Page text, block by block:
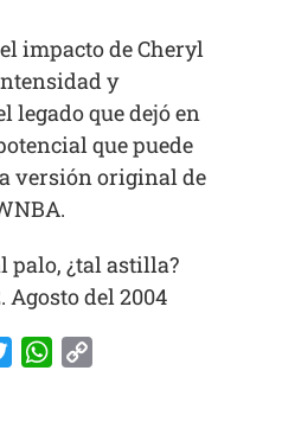
impacto de Cheryl
y
legado que dejó en
que puede
versión original de
palo, ¿tal astilla?
Agosto del 2004
TwitterWhatsApp